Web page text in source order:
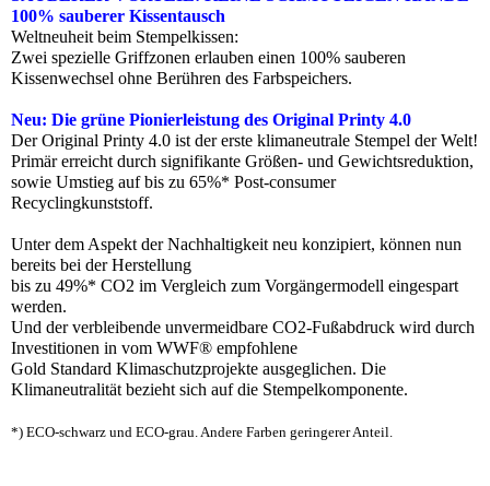
100% sauberer Kissentausch
Weltneuheit beim Stempelkissen:
Zwei spezielle Griffzonen erlauben einen 100% sauberen
Kissenwechsel ohne Berühren des Farbspeichers.
Neu: Die grüne Pionierleistung des Original Printy 4.0
Der Original Printy 4.0 ist der erste klimaneutrale Stempel der Welt!
Primär erreicht durch signifikante Größen- und Gewichtsreduktion,
sowie Umstieg auf bis zu 65%* Post-consumer
Recyclingkunststoff.
Unter dem Aspekt der Nachhaltigkeit neu konzipiert, können nun
bereits bei der Herstellung
bis zu 49%* CO2 im Vergleich zum Vorgängermodell eingespart
werden.
Und der verbleibende unvermeidbare CO2-Fußabdruck wird durch
Investitionen in vom WWF® empfohlene
Gold Standard Klimaschutzprojekte ausgeglichen. Die
Klimaneutralität bezieht sich auf die Stempelkomponente.
*) ECO-schwarz und ECO-grau. Andere Farben geringerer Anteil.